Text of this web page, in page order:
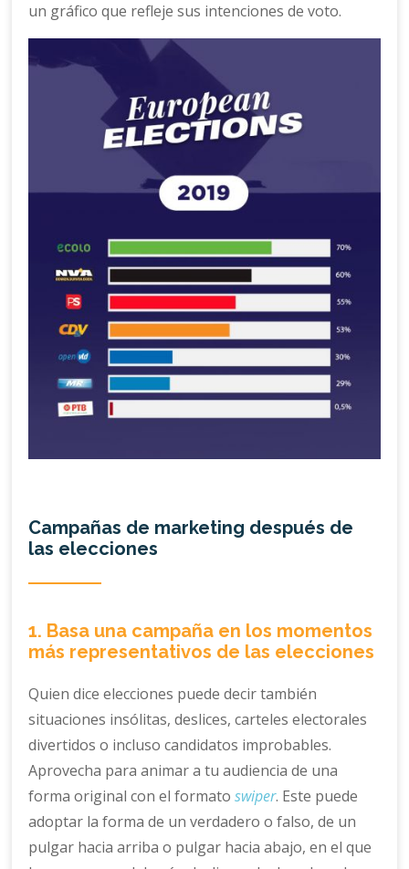
un gráfico que refleje sus intenciones de voto.
Campañas de marketing después de
las elecciones
1. Basa una campaña en los momentos
más representativos de las elecciones
Quien dice elecciones puede decir también
situaciones insólitas, deslices, carteles electorales
divertidos o incluso candidatos improbables.
Aprovecha para animar a tu audiencia de una
forma original con el formatoswiper. Este puede
adoptar la forma de un verdadero o falso, de un
pulgar hacia arriba o pulgar hacia abajo, en el que